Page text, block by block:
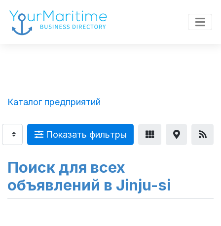
Каталог предприятий
Показать фильтры
Поиск для всех
объявлений в Jinju-si